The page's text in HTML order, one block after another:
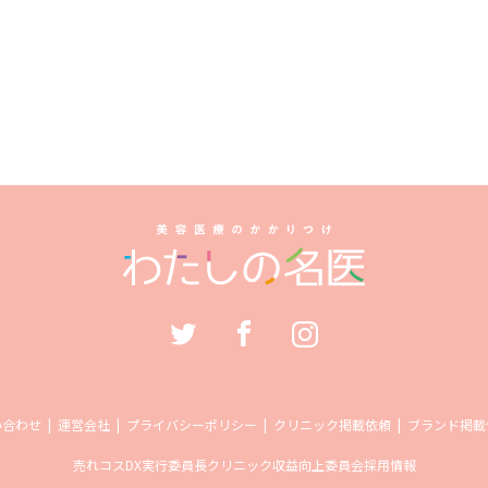
わせ 運営会社 プライバシーポリシー クリニック掲載依頼 ブランド掲
売れコスDX実行委員長クリニック収益向上委員会採用情報